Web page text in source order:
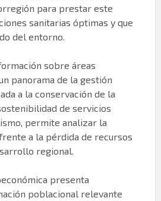
para prestar este
sanitarias óptimas y que
del entorno.
sobre áreas
panorama de la gestión
a la conservación de la
de servicios
permite analizar la
a la pérdida de recursos
regional.
presenta
poblacional relevante